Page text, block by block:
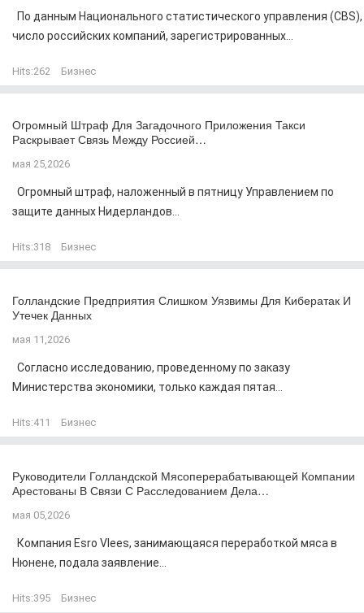
По данным Национального статистического управления (CBS),
число российских компаний, зарегистрированных...
Hits:262 Бизнес
Огромный Штраф Для Загадочного Приложения Такси
Раскрывает Связь Между Россией…
мая 25,2026
Огромный штраф, наложенный в пятницу Управлением по
защите данных Нидерландов...
Hits:318 Бизнес
Голландские Предприятия Слишком Уязвимы Для Кибератак И
Утечек Данных
мая 11,2026
Согласно исследованию, проведенному по заказу
Министерства экономики, только каждая пятая...
Hits:411 Бизнес
Руководители Голландской Мясоперерабатывающей Компании
Арестованы В Связи С Расследованием Дела…
мая 05,2026
Компания Esro Vlees, занимающаяся переработкой мяса в
Нюнене, подала заявление...
Hits:395 Бизнес